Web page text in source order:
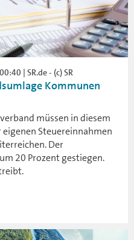
| SR.de - (c) SR
Kommunen
müssen in diesem
Steuereinnahmen
Der
20 Prozent gestiegen.